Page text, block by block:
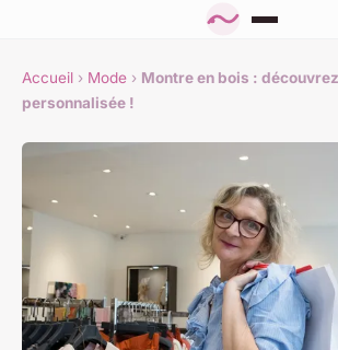
Accueil › Mode › Montre en bois :
personnalisée !